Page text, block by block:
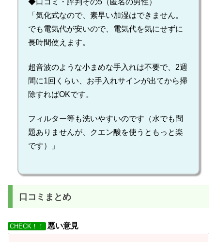
◆口コミ・評判その5（匿名の男性）
「気化式なので、素早い加湿はできません。
でも電気代が安いので、電気代を気にせずに
長時間使えます。
超音波のような小まめな手入れは不要で、2週
間に1回くらい、お手入れサインが出てから掃
除すればOKです。
フィルター等も洗いやすいのです（水でも問
題ありませんが、クエン酸を使うともっと楽
です）」
口コミまとめ
CHECK！！ 悪い意見